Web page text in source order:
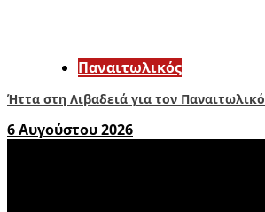
Παναιτωλικός
Ήττα στη Λιβαδειά για τον Παναιτωλικό
6 Αυγούστου 2026